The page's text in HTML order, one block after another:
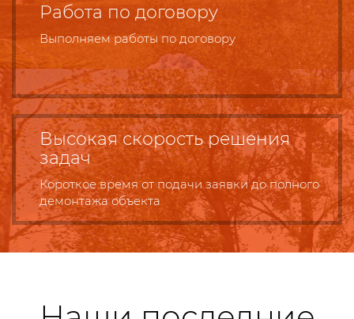
Работа по договору
Выполняем работы по договору
Высокая скорость решения
задач
Короткое время от подачи заявки до полного
демонтажа объекта